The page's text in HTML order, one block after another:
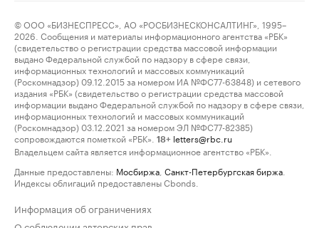
© ООО «БИЗНЕСПРЕСС», АО «РОСБИЗНЕСКОНСАЛТИНГ», 1995–
2026. Сообщения и материалы информационного агентства «РБК»
(свидетельство о регистрации средства массовой информации
выдано Федеральной службой по надзору в сфере связи,
информационных технологий и массовых коммуникаций
(Роскомнадзор) 09.12.2015 за номером ИА №ФС77-63848) и сетевого
издания «РБК» (свидетельство о регистрации средства массовой
информации выдано Федеральной службой по надзору в сфере связи,
информационных технологий и массовых коммуникаций
(Роскомнадзор) 03.12.2021 за номером ЭЛ №ФС77-82385)
сопровождаются пометкой «РБК».
18+ letters@rbc.ru
Владельцем сайта является информационное агентство «РБК».
Данные предоставлены: Мосбиржа Санкт-Петербургская биржа
Индексы облигаций предоставлены Cbonds.
Информация об ограничениях